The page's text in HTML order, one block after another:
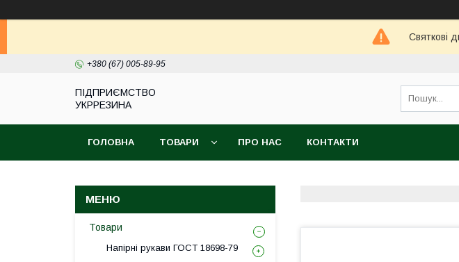
Святкові
+380 (67) 005-89-95
ПІДПРИЄМСТВО
УКРРЕЗИНА
ГОЛОВНА ТОВАРИ ПРО НАС КОНТАКТИ
Товари
Напірні рукави ГОСТ 18698-79